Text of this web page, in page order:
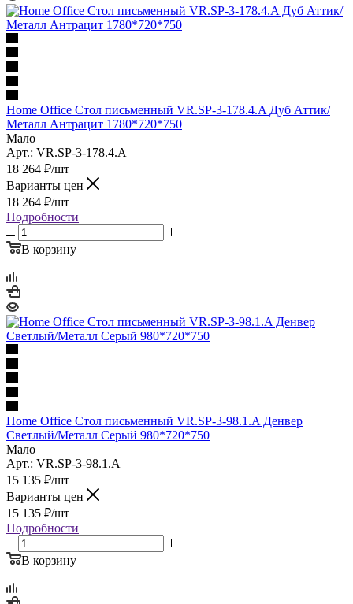
Home Office Стол письменный VR.SP-3-178.4.A Дуб Аттик/
Металл Антрацит 1780*720*750
Мало
Арт.: VR.SP-3-178.4.A
18 264 ₽/шт
Варианты цен
18 264 ₽/шт
Подробности
В корзину
Home Office Стол письменный VR.SP-3-98.1.A Денвер
Светлый/Металл Серый 980*720*750
Мало
Арт.: VR.SP-3-98.1.A
15 135 ₽/шт
Варианты цен
15 135 ₽/шт
Подробности
В корзину